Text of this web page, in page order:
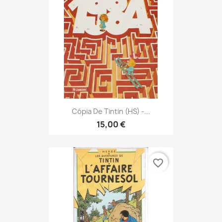
Cópia De Tintin (HS) -...
15,00 €
favorite_border